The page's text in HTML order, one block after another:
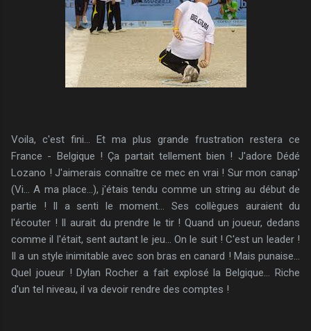
Voila, c'est fini... Et ma plus grande frustration restera ce
France - Belgique ! Ça partait tellement bien ! J'adore Dédé
Lozano ! J'aimerais connaître ce mec en vrai ! Sur mon canap'
(Vi... A ma place...), j'étais tendu comme un string au début de
partie ! Il a senti le moment... Ses collègues auraient du
l'écouter ! Il aurait du prendre le tir ! Quand un joueur, dedans
comme il l'était, sent autant le jeu... On le suit ! C'est un leader !
Il a un style inimitable avec son bras en canard ! Mais punaise...
Quel joueur ! Dylan Rocher a fait explosé la Belgique... Riche
d'un tel niveau, il va devoir rendre des comptes !